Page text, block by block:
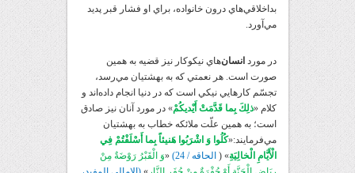
بداخلاقي‌هاي درون خانواده، براي او فشار قبر پديد
مي‌آورد.
در مورد انسان‌هاي نيکوکار نيز قضيه به همين
صورت است. هر نعمتي که به بهشتيان مي‌رسد،
تجسّم کارهايي نيکي است که در دنيا انجام داده‌اند و
کلام «ذلِكَ بِما قَدَّمَتْ أَيْديكُمْ» در مورد آنان نيز صادق
است؛ به همين علّت ملائکه خطاب به بهشتيان
مي‌فرمايند:«كُلُوا وَ اشْرَبُوا هَنيئاً بِما أَسْلَفْتُمْ فِي
الْأَيَّامِ الْخالِيَةِ» ( الحاقه / 24) «وَ الْقَبْرُ رَوْضَةٌ مِنْ